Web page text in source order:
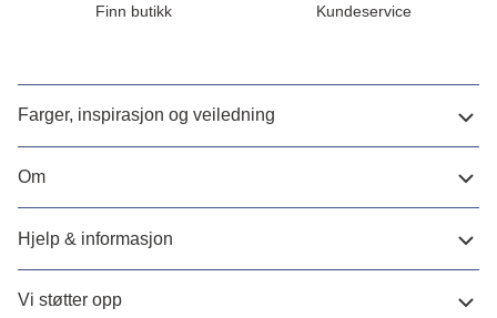
Finn butikk Kundeservice
Farger, inspirasjon og veiledning
Om
Hjelp & informasjon
Vi støtter opp